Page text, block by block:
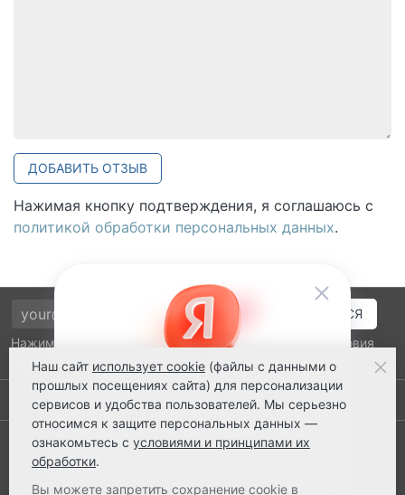
ДОБАВИТЬ ОТЗЫВ
Нажимая кнопку подтверждения, я соглашаюсь с
политикой обработки персональных данных.
Нажимая на кнопку подтверждения, я принимаю условия
политики обработки персональных данных
Выполнено заказов: 52485
8 800 2018-054
Наш сайт использует cookie (файлы с данными о
прошлых посещениях сайта) для персонализации
сервисов и удобства пользователей. Мы серьезно
относимся к защите персональных данных —
ознакомьтесь с условиями и принципами их
обработки.
Вы можете запретить сохранение cookie в